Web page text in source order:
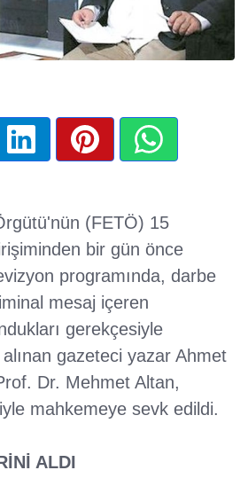
(FETÖ) 15
bir gün önce
programında, darbe
mesaj içeren
gerekçesiyle
alınan gazeteci yazar Ahmet
Dr. Mehmet Altan,
mahkemeye sevk edildi.
ALDI